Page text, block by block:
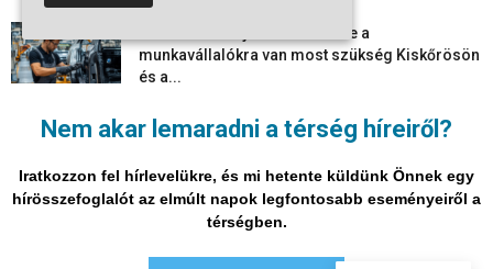
Nem akar lemaradni a térség híreiről?
Iratkozzon fel hírlevelükre, és mi hetente küldünk Önnek egy
hírösszefoglalót az elmúlt napok legfontosabb eseményeiről a
térségben.
Aktuális állásajánlatok: ezekre a
munkavállalókra van most szükség Kiskőrösön
és a...
Vitézy Dávid: már ősszel újraindulhat a
személyszállítás a Budapest–Belgrád
vasútvonalon